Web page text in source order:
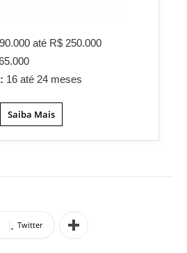
até R$ 250.000
16 até 24 meses
Saiba Mais
Twitter